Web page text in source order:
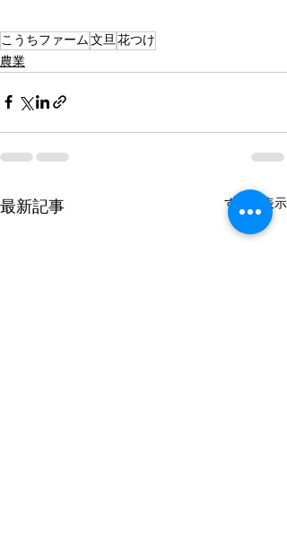
こうちファーム文旦花つけ
農業
最新記事 すべて表示